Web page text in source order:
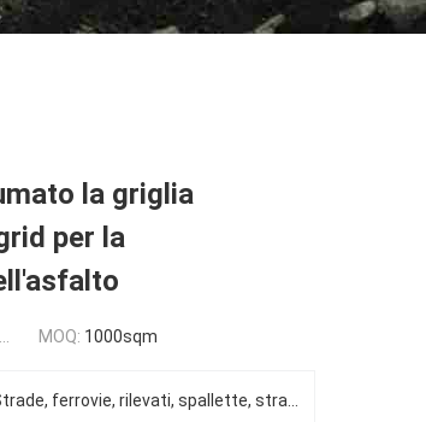
la griglia
per la
MOQ: 1000sqm